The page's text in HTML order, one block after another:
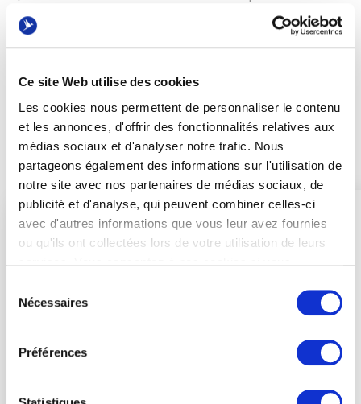
Ce site Web utilise des cookies
Les cookies nous permettent de personnaliser le contenu
et les annonces, d'offrir des fonctionnalités relatives aux
médias sociaux et d'analyser notre trafic. Nous
partageons également des informations sur l'utilisation de
notre site avec nos partenaires de médias sociaux, de
publicité et d'analyse, qui peuvent combiner celles-ci
avec d'autres informations que vous leur avez fournies
ou qu'ils ont collectées lors de votre utilisation de leurs
Nécessaires
Préférences
aurez accès à l’issue du parcours.
✔️ Comprendre le déroulement des 3 années de
bachelor.